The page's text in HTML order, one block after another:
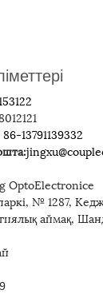
86-13791139332
OptoElectronice
№ 1287,
аймақ,